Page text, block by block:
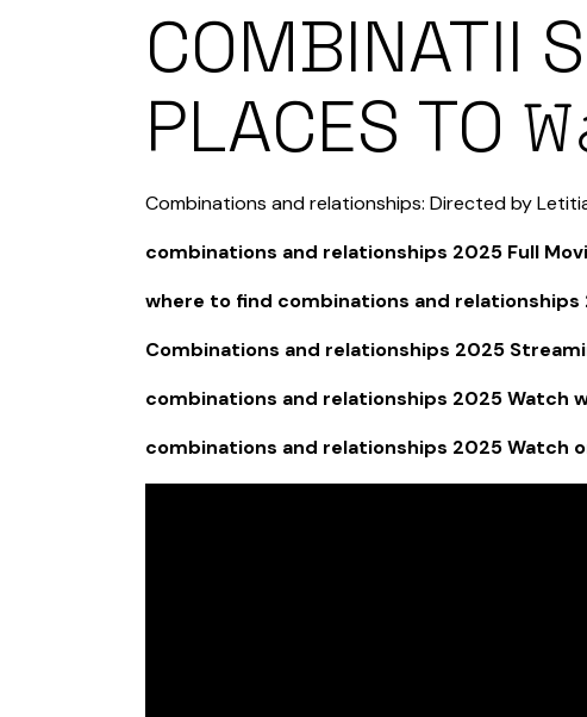
COMBINATII
PLACES TO
Combinations and relationships: Directed by
combinations and relationships 2025 Full
where to find combinations and relationships
Combinations and relationships 2025
combinations and relationships 2025 Watch
combinations and relationships 2025 Watch